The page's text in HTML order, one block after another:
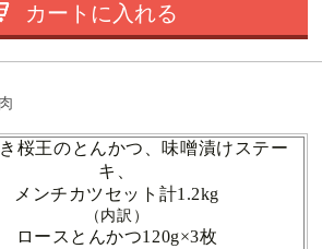
カートに入れる
桜王のとんかつ、味噌漬けステー
キ、
メンチカツセット計1.2kg
（内訳）
ロースとんかつ120g×3枚